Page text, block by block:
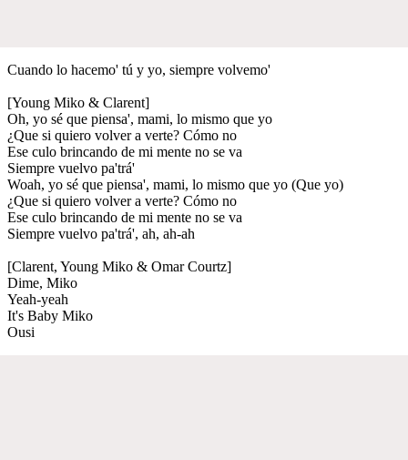
Cuando lo hacemo' tú y yo, siempre volvemo'
[Young Miko & Clarent]
Oh, yo sé que piensa', mami, lo mismo que yo
¿Que si quiero volver a verte? Cómo no
Ese culo brincando de mi mente no se va
Siempre vuelvo pa'trá'
Woah, yo sé que piensa', mami, lo mismo que yo (Que yo)
¿Que si quiero volver a verte? Cómo no
Ese culo brincando de mi mente no se va
Siempre vuelvo pa'trá', ah, ah-ah
[Clarent, Young Miko & Omar Courtz]
Dime, Miko
Yeah-yeah
It's Baby Miko
Ousi